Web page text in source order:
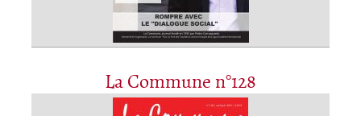
La Commune n°128